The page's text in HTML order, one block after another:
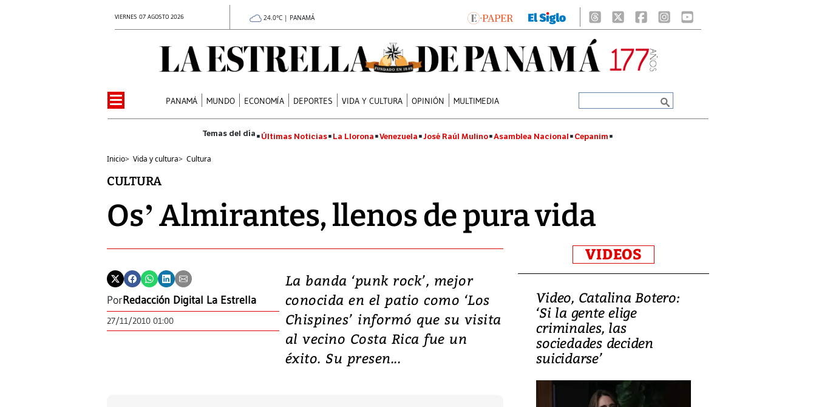
VIERNES 07 AGOSTO 2026 24.0°C | PANAMÁ
PANAMÁ MUNDO ECONOMÍA DEPORTES VIDA Y CULTURA OPINIÓN MULTIMEDIA
Últimas Noticias La Llorona Venezuela José Raúl Mulino Asamblea Nacional Cepanim
Inicio> Vida y cultura> Cultura
CULTURA
Os’ Almirantes, llenos de pura vida
PorRedacción Digital La Estrella
27/11/2010 01:00
La banda ‘punk rock’, mejor
conocida en el patio como ‘Los
Chispines’ informó que su visita
al vecino Costa Rica fue un
éxito. Su presen...
VIDEOS
Video, Japón: Terremoto
deja heridos y graves
daños en Kumamoto
Video, Catalina Botero:
‘Si la gente elige
criminales, las
sociedades deciden
suicidarse’